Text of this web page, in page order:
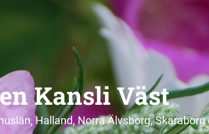
Kansli Väst
Halland, Norra Älvsborg, Skaraborg